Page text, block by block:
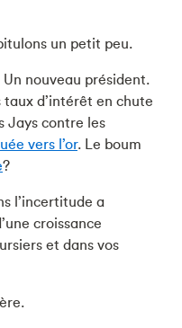
un petit peu.
nouveau président.
d’intérêt en chute
Jays contre les
vers l’or. Le boum
?
l’incertitude a
croissance
et dans vos